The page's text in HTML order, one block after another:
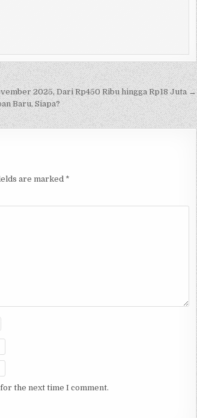
2025, Dari Rp450 Ribu hingga Rp18 Juta →
Baru, Siapa?
are marked *
the next time I comment.